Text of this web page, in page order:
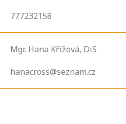
777232158
Mgr. Hana Křížová, DiS
hanacross@seznam.cz